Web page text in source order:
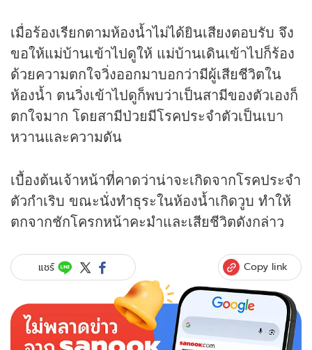
เมื่อร้องเรียกตามห้องน้ำไม่ได้ยินเสียงตอบรับ จึง
ขอให้แม่บ้านเข้าไปดูให้ แม่บ้านเดินเข้าไปก็ร้อง
ด้วยความตกใจวิ่งออกมาบอกว่ามีผู้เสียชีวิตใน
ห้องน้ำ ตนวิ่งเข้าไปดูก็พบว่าเป็นสามีของตัวเองก็
ตกใจมาก โดยสามีป่วยมีโรคประจำตัวเป็นเบา
หวานและความดัน
เบื้องต้นเจ้าหน้าที่คาดว่าน่าจะเกิดจากโรคประจำ
ตัวกำเริบ ขณะนั่งทำธุระในห้องน้ำเกิดวูบ ทำให้
ตกจากชักโครกหน้าคะมำและเสียชีวิตดังกล่าว
แชร์ Copy link